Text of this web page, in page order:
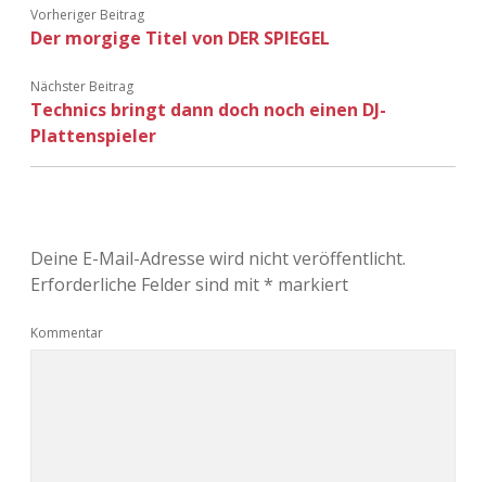
Vorheriger Beitrag
Der morgige Titel von DER SPIEGEL
Nächster Beitrag
Technics bringt dann doch noch einen DJ-
Plattenspieler
Deine E-Mail-Adresse wird nicht veröffentlicht.
Erforderliche Felder sind mit* markiert
Kommentar